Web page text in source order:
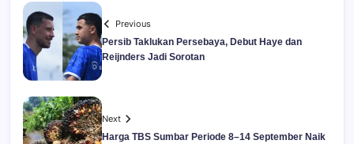
Previous
Persib Taklukan Persebaya, Debut Haye dan
Reijnders Jadi Sorotan
Next
Harga TBS Sumbar Periode 8–14 September Naik